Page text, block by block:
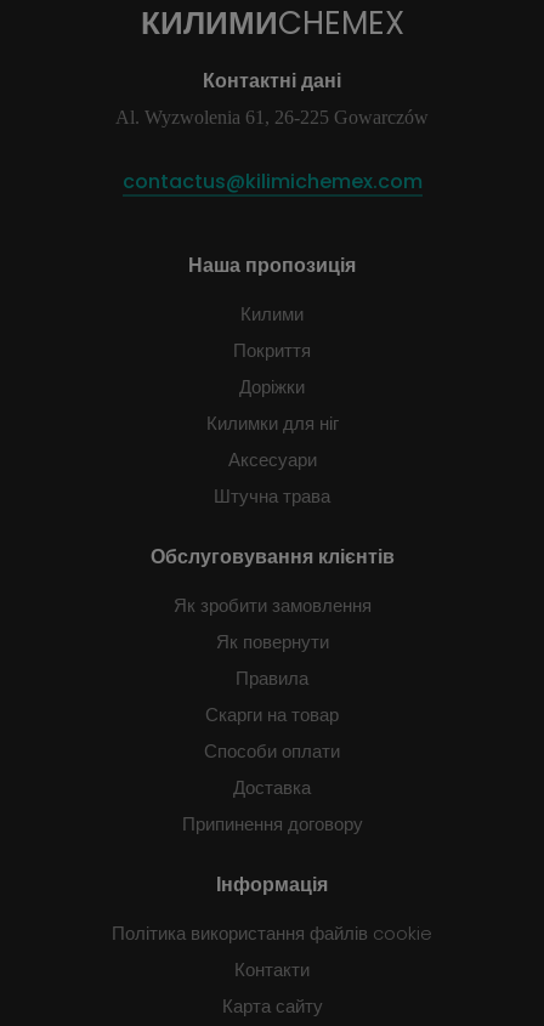
КИЛИМИCHEMEX
Контактні дані
Al. Wyzwolenia 61, 26-225 Gowarczów
contactus@kilimichemex.com
Наша пропозиція
Килими
Покриття
Доріжки
Килимки для ніг
Аксесуари
Штучна трава
Обслуговування клієнтів
Як зробити замовлення
Як повернути
Правила
Скарги на товар
Способи оплати
Доставка
Припинення договору
Інформація
Політика використання файлів cookie
Контакти
Карта сайту